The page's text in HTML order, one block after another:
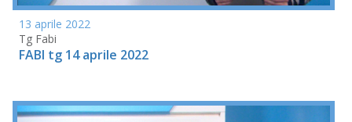
13 aprile 2022
Tg Fabi
FABI tg 14 aprile 2022